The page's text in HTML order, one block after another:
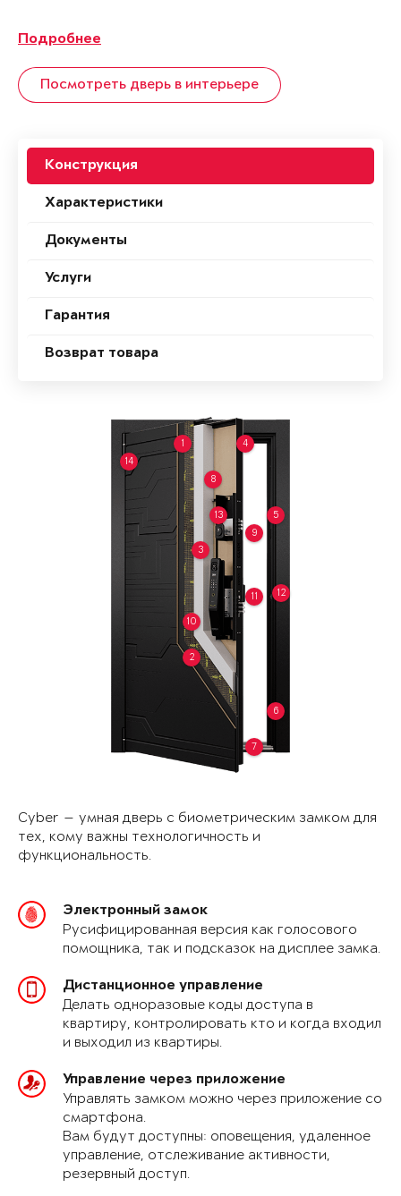
Подробнее
Посмотреть дверь в интерьере
Конструкция
Характеристики
Документы
Услуги
Гарантия
Возврат товара
1
2
3
4
5
6
7
8
9
10
11 12
13
14
Cyber — умная дверь с биометрическим замком для
тех, кому важны технологичность и
функциональность.
Электронный замок
Русифицированная версия как голосового
помощника, так и подсказок на дисплее замка.
Дистанционное управление
Делать одноразовые коды доступа в
квартиру, контролировать кто и когда входил
и выходил из квартиры.
Управление через приложение
Управлять замком можно через приложение со
смартфона.
Вам будут доступны: оповещения, удаленное
управление, отслеживание активности,
резервный доступ.